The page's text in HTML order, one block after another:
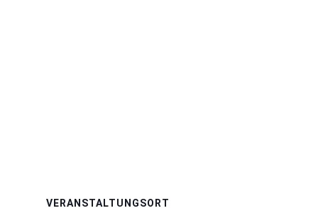
VERANSTALTUNGSORT